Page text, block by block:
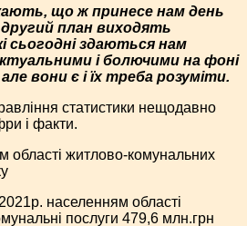
що ж принесе нам день
план виходять
сьогодні здаються нам
і болючими на фоні
вони є і їх треба розуміти.
статистики нещодавно
і факти.
області житлово-комунальних
населенням області
послуги 479,6 млн.грн